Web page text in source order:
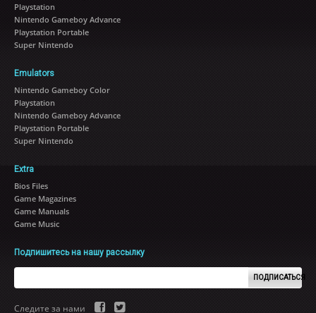
Playstation
Nintendo Gameboy Advance
Playstation Portable
Super Nintendo
Emulators
Nintendo Gameboy Color
Playstation
Nintendo Gameboy Advance
Playstation Portable
Super Nintendo
Extra
Bios Files
Game Magazines
Game Manuals
Game Music
Подпишитесь на нашу рассылку
ПОДПИСАТЬСЯ
Следите за нами